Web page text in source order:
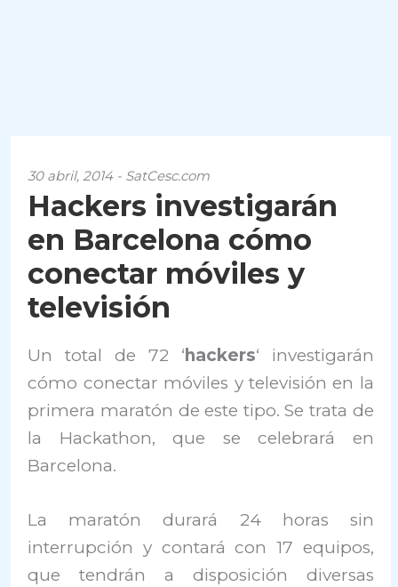
30 abril, 2014 - SatCesc.com
Hackers investigarán
en Barcelona cómo
conectar móviles y
televisión
Un total de 72 ‘ hackers‘ investigarán
cómo conectar móviles y televisión en la
primera maratón de este tipo. Se trata de
la Hackathon, que se celebrará en
Barcelona.
La maratón durará 24 horas sin
interrupción y contará con 17 equipos,
que tendrán a disposición diversas